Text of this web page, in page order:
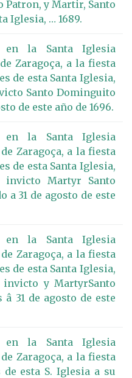
Patron, y Martir, Santo
Iglesia, … 1689.
en la Santa Iglesia
Zaragoça, a la fiesta
de esta Santa Iglesia,
Santo Dominguito
de este año de 1696.
en la Santa Iglesia
Zaragoça, a la fiesta
de esta Santa Iglesia,
Martyr Santo
a 31 de agosto de este
en la Santa Iglesia
Zaragoça, a la fiesta
de esta Santa Iglesia,
y MartyrSanto
31 de agosto de este
en la Santa Iglesia
Zaragoça, a la fiesta
esta S. Iglesia a su